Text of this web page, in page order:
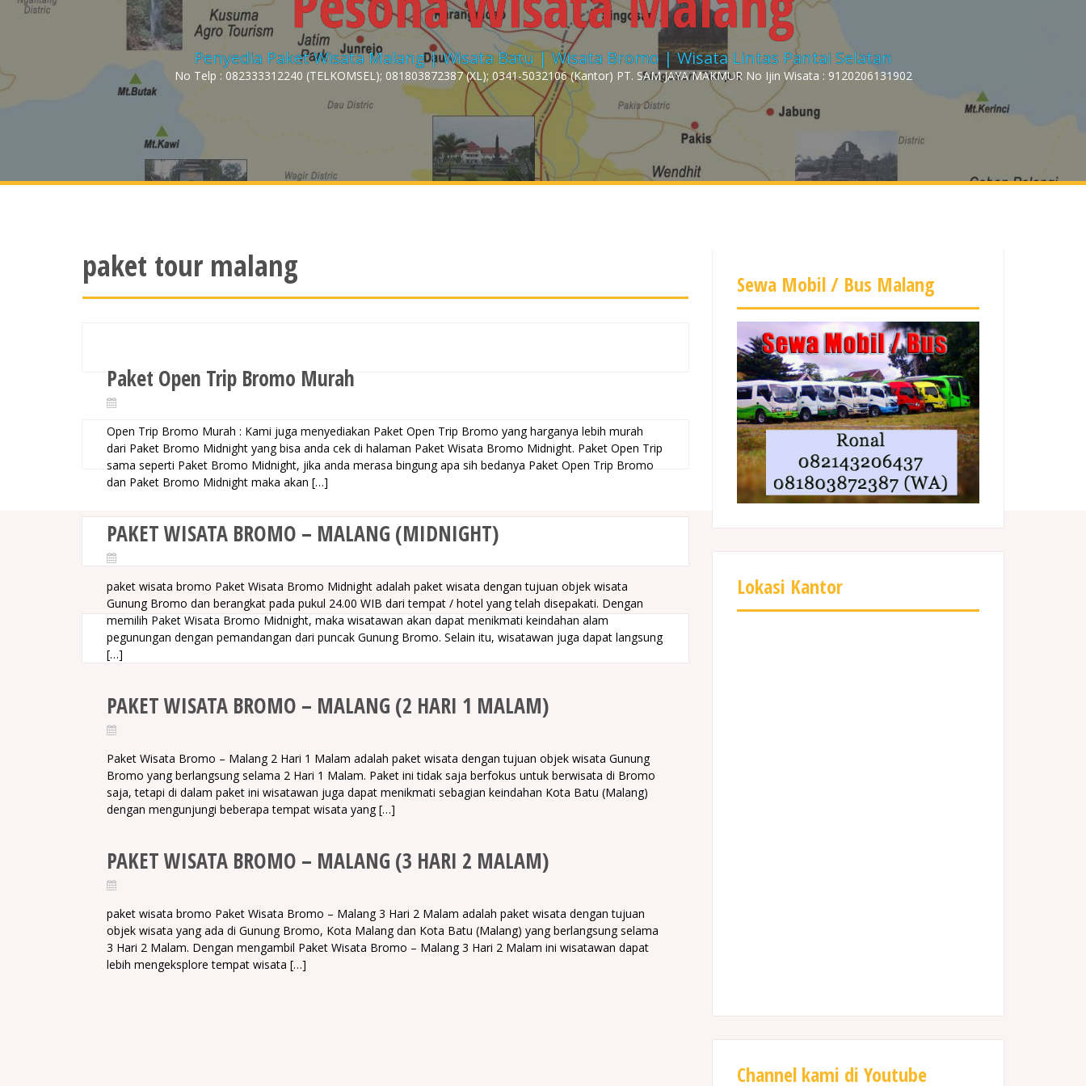
Penyedia Paket Wisata Malang | Wisata Batu | Wisata Bromo | Wisata Lintas Pantai Selatan
No Telp : 082333312240 (TELKOMSEL); 081803872387 (XL); 0341-5032106 (Kantor) PT. SAM JAYA MAKMUR No Ijin Wisata : 9120206131902
paket tour malang
Paket Open Trip Bromo Murah
Open Trip Bromo Murah : Kami juga menyediakan Paket Open Trip Bromo yang harganya lebih murah
dari Paket Bromo Midnight yang bisa anda cek di halaman Paket Wisata Bromo Midnight. Paket Open Trip
sama seperti Paket Bromo Midnight, jika anda merasa bingung apa sih bedanya Paket Open Trip Bromo
dan Paket Bromo Midnight maka akan […]
PAKET WISATA BROMO – MALANG (MIDNIGHT)
paket wisata bromo Paket Wisata Bromo Midnight adalah paket wisata dengan tujuan objek wisata
Gunung Bromo dan berangkat pada pukul 24.00 WIB dari tempat / hotel yang telah disepakati. Dengan
memilih Paket Wisata Bromo Midnight, maka wisatawan akan dapat menikmati keindahan alam
pegunungan dengan pemandangan dari puncak Gunung Bromo. Selain itu, wisatawan juga dapat langsung
[…]
PAKET WISATA BROMO – MALANG (2 HARI 1 MALAM)
Paket Wisata Bromo – Malang 2 Hari 1 Malam adalah paket wisata dengan tujuan objek wisata Gunung
Bromo yang berlangsung selama 2 Hari 1 Malam. Paket ini tidak saja berfokus untuk berwisata di Bromo
saja, tetapi di dalam paket ini wisatawan juga dapat menikmati sebagian keindahan Kota Batu (Malang)
dengan mengunjungi beberapa tempat wisata yang […]
PAKET WISATA BROMO – MALANG (3 HARI 2 MALAM)
paket wisata bromo Paket Wisata Bromo – Malang 3 Hari 2 Malam adalah paket wisata dengan tujuan
objek wisata yang ada di Gunung Bromo, Kota Malang dan Kota Batu (Malang) yang berlangsung selama
3 Hari 2 Malam. Dengan mengambil Paket Wisata Bromo – Malang 3 Hari 2 Malam ini wisatawan dapat
lebih mengeksplore tempat wisata […]
Sewa Mobil / Bus Malang
Lokasi Kantor
Channel kami di Youtube